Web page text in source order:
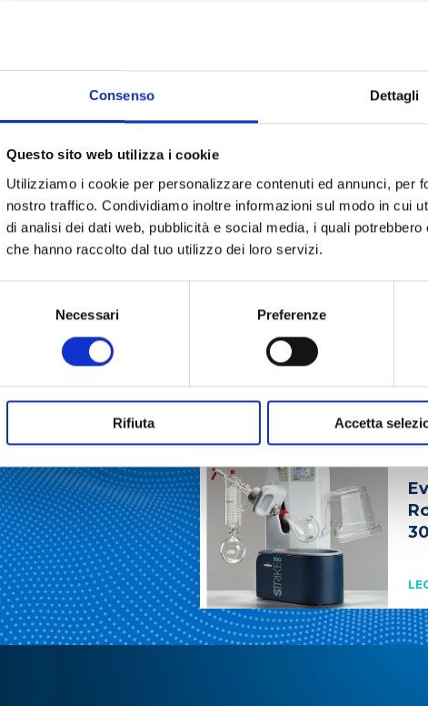
Consenso Dettagli
Questo sito web utilizza i cookie
Utilizziamo i cookie per personalizzare contenuti ed annunci, per
nostro traffico. Condividiamo inoltre informazioni sul modo in cui
di analisi dei dati web, pubblicità e social media, i quali
che hanno raccolto dal tuo utilizzo dei loro servizi.
Necessari Preferenze
Rifiuta Accetta
prodotto
DESCRIZIONE
STRIKE 300 KIT TUBI